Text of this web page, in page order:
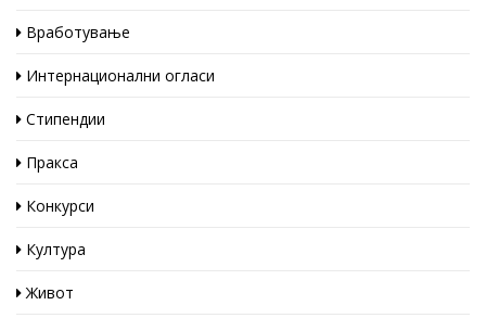
Вработување
Интернационални огласи
Стипендии
Пракса
Конкурси
Култура
Живот